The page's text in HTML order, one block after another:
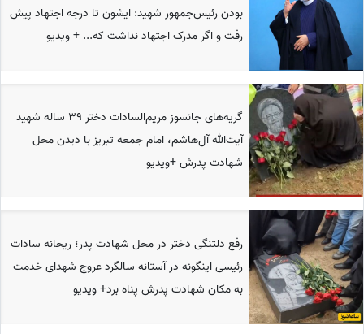
بودن رئیس‌جمهور شهید: ایشون تا درجه اجتهاد پیش
رفت و اگر مدرک اجتهاد نداشت که... + ویدیو
گریه‌های جانسوز مریم‌السادات دختر 39 ساله شهید
آیت‌الله آل‌هاشم، امام جمعه تبریز با دیدن محل
شهادت پدرش +ویدیو
رفع دلتنگی دختر در محل شهادت پدر؛ ریحانه سادات
رئیسی اینگونه در آستانه سالگرد عروج شهدای خدمت
به مکان شهادت پدرش پناه برد+ ویدیو